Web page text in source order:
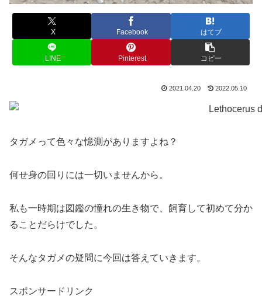
X Facebook はてブ
LINE Pinterest コピー
2021.04.20 2022.05.10
タガメって色々な憶測がありますよね？
何せ身の回りには一切いませんから。
私も一時期は図鑑の憧れの生き物で、飼育して初めて分か
ることだらけでした。
そんなタガメの疑問に今回は答えていきます。
スポンサードリンク